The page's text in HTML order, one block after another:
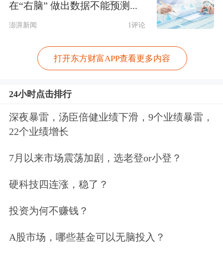
值得注意的是，11月14日，银保监会、
《关于商业银行出具保函置换预售监管
可向商业银行申请出具保函置换监管额
度内资金。置换金额不得超过监管账户
30%，置换后的监管资金不得低于监管
账户中确保项目竣工交付所需的资金额
度的70%。
在“右脑” 做出数据不能预测...
澎湃新闻 1评论
打开东方财富APP查看更多内容
24小时点击排行
深夜暴雷，汤臣倍健业绩下滑，9个业绩暴雷，
22个业绩增长
7月以来市场震荡加剧，选老登or小登？
硬科技四连涨，稳了？
投资为何不赚钱？
A股市场，哪些基金可以无脑投入？